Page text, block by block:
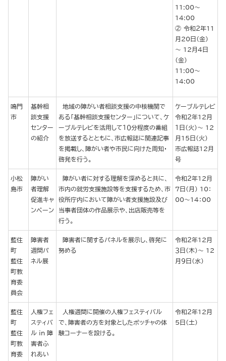
11:00～
14:00
令和２年11
月20日（金）
～ 12月４日
（金）
11:00～
14:00
鳴門
市
基幹相
談支援
センター
の紹介
地域の障がい者相談支援の中核機関で
ある「基幹相談支援センター」について、ケ
ーブルテレビを活用して１０分程度の番組
を放送するとともに、市広報誌に関連記事
を掲載し、障がい者や市民に向けた周知・
啓発を行う。
ケーブルテレビ
令和２年12月
１日（火）～ 12
月15日（火）
市広報誌12月
号
小松
島市
障がい
者理解
促進キャ
ンペーン
障がい者に対する理解を深めると共に、
市内の就労支援施設等を支援するため、市
役所庁内において障がい者支援施設及び
当事者団体の作品展示や、出店販売等を
行う。
令和２年12月
７日（月） 10：
00～14：00
藍住
町
藍住
町教
育委
員会
障害者
週間パ
ネル展
障害者に関するパネルを展示し、啓発に
努める
令和２年12月
３日（木）～ 12
月９日（水）
藍住
町
藍住
町教
育委
人権フェ
スティバ
ル in 障
害者ふ
れあい
人権週間に開催の人権フェスティバル
で、障害者の方を対象としたボッチャの体
験コーナーを設ける。
令和２年12月
５日（土）